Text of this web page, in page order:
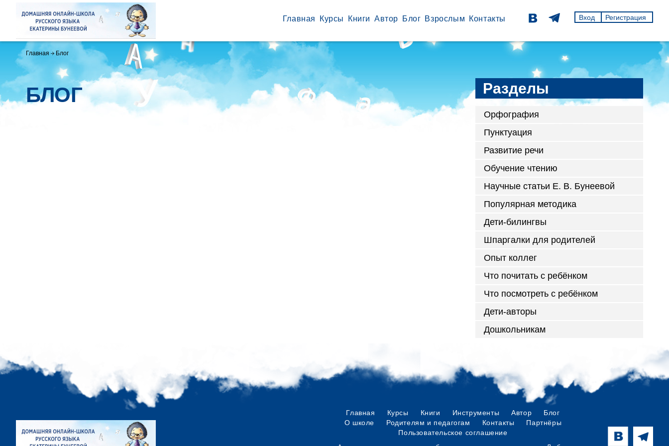
Главная Курсы Книги Автор Блог Взрослым Контакты Вход Регистрация
Главная Блог
БЛОГ Разделы
Орфография
Пунктуация
Развитие речи
Обучение чтению
Научные статьи Е. В. Бунеевой
Популярная методика
Дети-билингвы
Шпаргалки для родителей
Опыт коллег
Что почитать с ребёнком
Что посмотреть с ребёнком
Дети-авторы
Дошкольникам
Главная Курсы Книги Инструменты Автор
Блог
О школе
Родителям и педагогам Контакты
Партнёры
Пользовательское соглашение